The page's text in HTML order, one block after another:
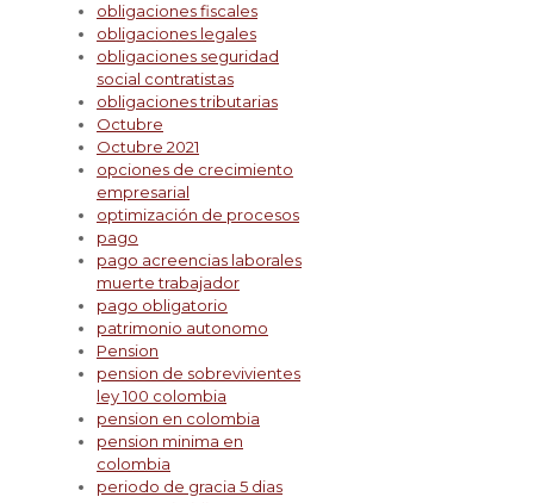
obligaciones fiscales
obligaciones legales
obligaciones seguridad
social contratistas
obligaciones tributarias
Octubre
Octubre 2021
opciones de crecimiento
empresarial
optimización de procesos
pago
pago acreencias laborales
muerte trabajador
pago obligatorio
patrimonio autonomo
Pension
pension de sobrevivientes
ley 100 colombia
pension en colombia
pension minima en
colombia
periodo de gracia 5 dias